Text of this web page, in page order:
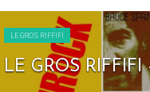
LE GROS RIFFIFI
LE GROS